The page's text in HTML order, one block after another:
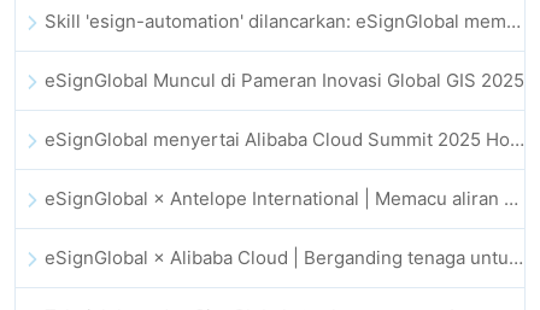
Skill 'esign-automation' dilancarkan: eSignGlobal memperkasa OpenClaw dengan tandatangan elektronik automatik
eSignGlobal Muncul di Pameran Inovasi Global GIS 2025
eSignGlobal menyertai Alibaba Cloud Summit 2025 Hong Kong bagi memacu inovasi awan dipacu AI dan kepercayaan digital
eSignGlobal × Antelope International | Memacu aliran kerja digital yang selamat dan dipacu AI
eSignGlobal × Alibaba Cloud | Berganding tenaga untuk memperkukuh kepercayaan digital global bagi fintech